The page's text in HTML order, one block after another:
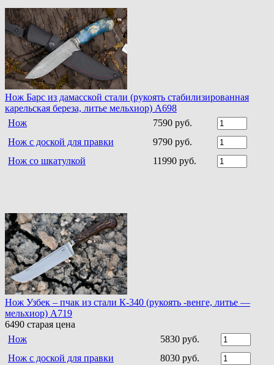
Нож Барс из дамасской стали (рукоять стабилизированная
карельская береза, литье мельхиор) A698
Нож
7590 руб.
Нож с доской для правки
9790 руб.
Нож со шкатулкой
11990 руб.
Нож Узбек – пчак из стали К-340 (рукоять -венге, литье —
мельхиор) A719
6490 старая цена
Нож
5830 руб.
Нож с доской для правки
8030 руб.